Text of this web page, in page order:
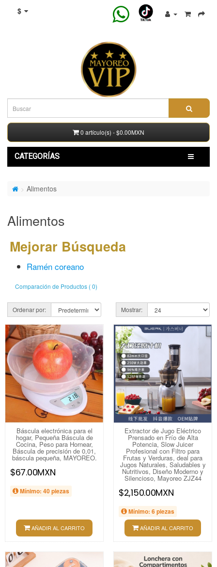
$
0 artículo(s) - $0.00MXN
CATEGORÍAS
Alimentos
Alimentos
Mejorar Búsqueda
Ramén coreano
Comparación de Productos ( 0)
Ordenar por: Mostrar:
Báscula electrónica para el
hogar, Pequeña Báscula de
Cocina, Peso para Hornear,
Báscula de precisión de 0,01,
báscula pequeña, MAYOREO.
$67.00MXN
Mínimo: 40 piezas
AÑADIR AL CARRITO
Extractor de Jugo Eléctrico
Prensado en Frío de Alta
Potencia, Slow Juicer
Profesional con Filtro para
Frutas y Verduras, deal para
Jugos Naturales, Saludables y
Nutritivos, Diseño Moderno y
Silencioso, Mayoreo ZJZ44
$2,150.00MXN
Mínimo: 6 piezas
AÑADIR AL CARRITO